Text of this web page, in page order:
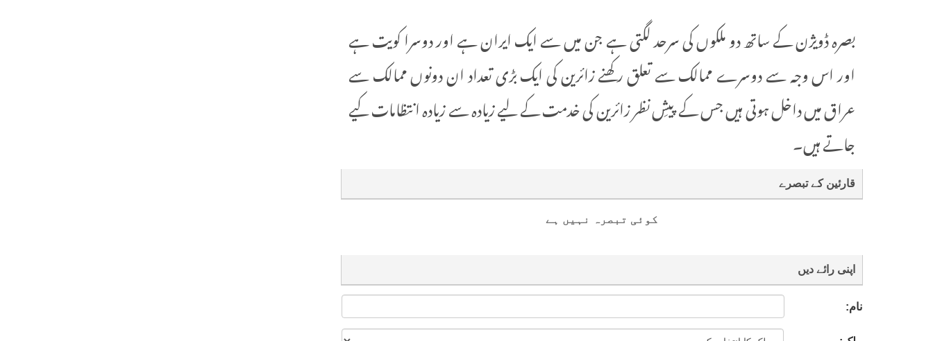
بصرہ ڈویژن کے ساتھ دو ملکوں کی سرحد لگتی ہے جن میں سے ایک ایران ہے اور دوسرا کویت ہے
اور اس وجہ سے دوسرے ممالک سے تعلق رکھنے زائرین کی ایک بڑی تعداد ان دونوں ممالک سے
عراق میں داخل ہوتی ہیں جس کے پیشِ نظر زائرین کی خدمت کے لیے زیادہ سے زیادہ انتظامات کیے
جاتے ہیں۔
قارئین کے تبصرے
کوئی تبصرہ نہیں ہے
اپنی رائے دیں
نام: